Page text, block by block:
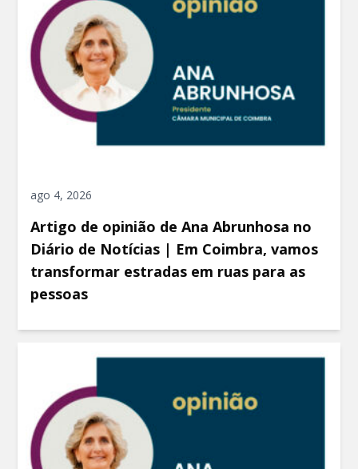
ago 4, 2026
Artigo de opinião de Ana Abrunhosa no
Diário de Notícias | Em Coimbra, vamos
transformar estradas em ruas para as
pessoas